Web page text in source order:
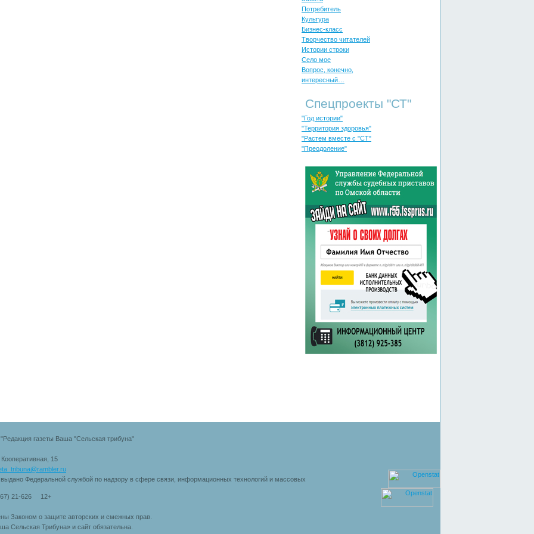
Потребитель
Культура
Бизнес-класс
Творчество читателей
Истории строки
Село мое
Вопрос, конечно,
интересный…
Спецпроекты "СТ"
"Год истории"
"Территория здоровья"
"Растем вместе с "СТ"
"Преодоление"
газеты Ваша "Сельская трибуна"
15
Федеральной службой по надзору в сфере связи, информационных технологий и массовых
21-626 12+
Законом о защите авторских и смежных прав.
Сельская Трибуна» и сайт обязательна.